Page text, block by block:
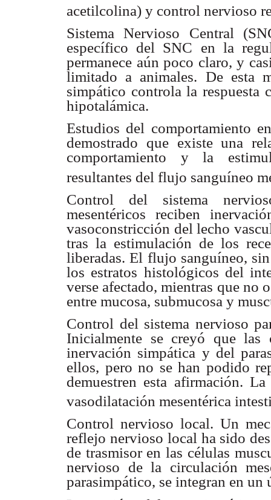
acetilcolina) y control nervioso
Sistema Nervioso Central
específico del SNC en la
permanece aún poco claro, y
limitado a animales. De esta
simpático controla la respuesta
hipotalámica.
Estudios del comportamiento
demostrado que existe una
comportamiento y la
resultantes del flujo sanguíneo
Control del sistema
mesentéricos reciben
vasoconstricción del lecho
tras la estimulación de los
liberadas. El flujo sanguíneo,
los estratos histológicos del
verse afectado, mientras que no
entre mucosa, submucosa y
Control del sistema nervioso
Inicialmente se creyó que las
inervación simpática y del
ellos, pero no se han podido
demuestren esta afirmación.
vasodilatación mesentérica
Control nervioso local. Un
reflejo nervioso local ha sido
de trasmisor en las células
nervioso de la circulación
parasimpático, se integran en